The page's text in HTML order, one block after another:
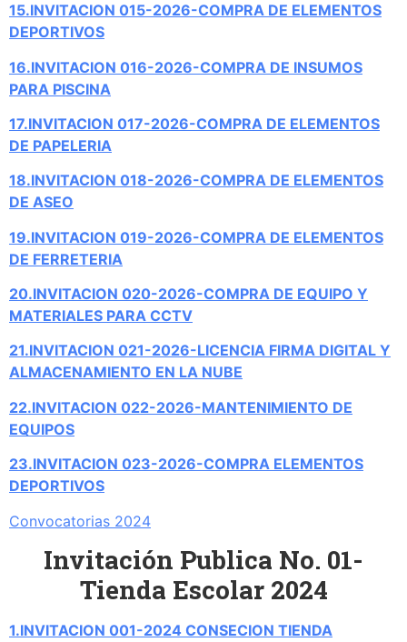
15.INVITACION 015-2026-COMPRA DE ELEMENTOS
DEPORTIVOS
16.INVITACION 016-2026-COMPRA DE INSUMOS
PARA PISCINA
17.INVITACION 017-2026-COMPRA DE ELEMENTOS
DE PAPELERIA
18.INVITACION 018-2026-COMPRA DE ELEMENTOS
DE ASEO
19.INVITACION 019-2026-COMPRA DE ELEMENTOS
DE FERRETERIA
20.INVITACION 020-2026-COMPRA DE EQUIPO Y
MATERIALES PARA CCTV
21.INVITACION 021-2026-LICENCIA FIRMA DIGITAL Y
ALMACENAMIENTO EN LA NUBE
22.INVITACION 022-2026-MANTENIMIENTO DE
EQUIPOS
23.INVITACION 023-2026-COMPRA ELEMENTOS
DEPORTIVOS
Convocatorias 2024
Invitación Publica No. 01-
Tienda Escolar 2024
1.INVITACION 001-2024 CONSECION TIENDA